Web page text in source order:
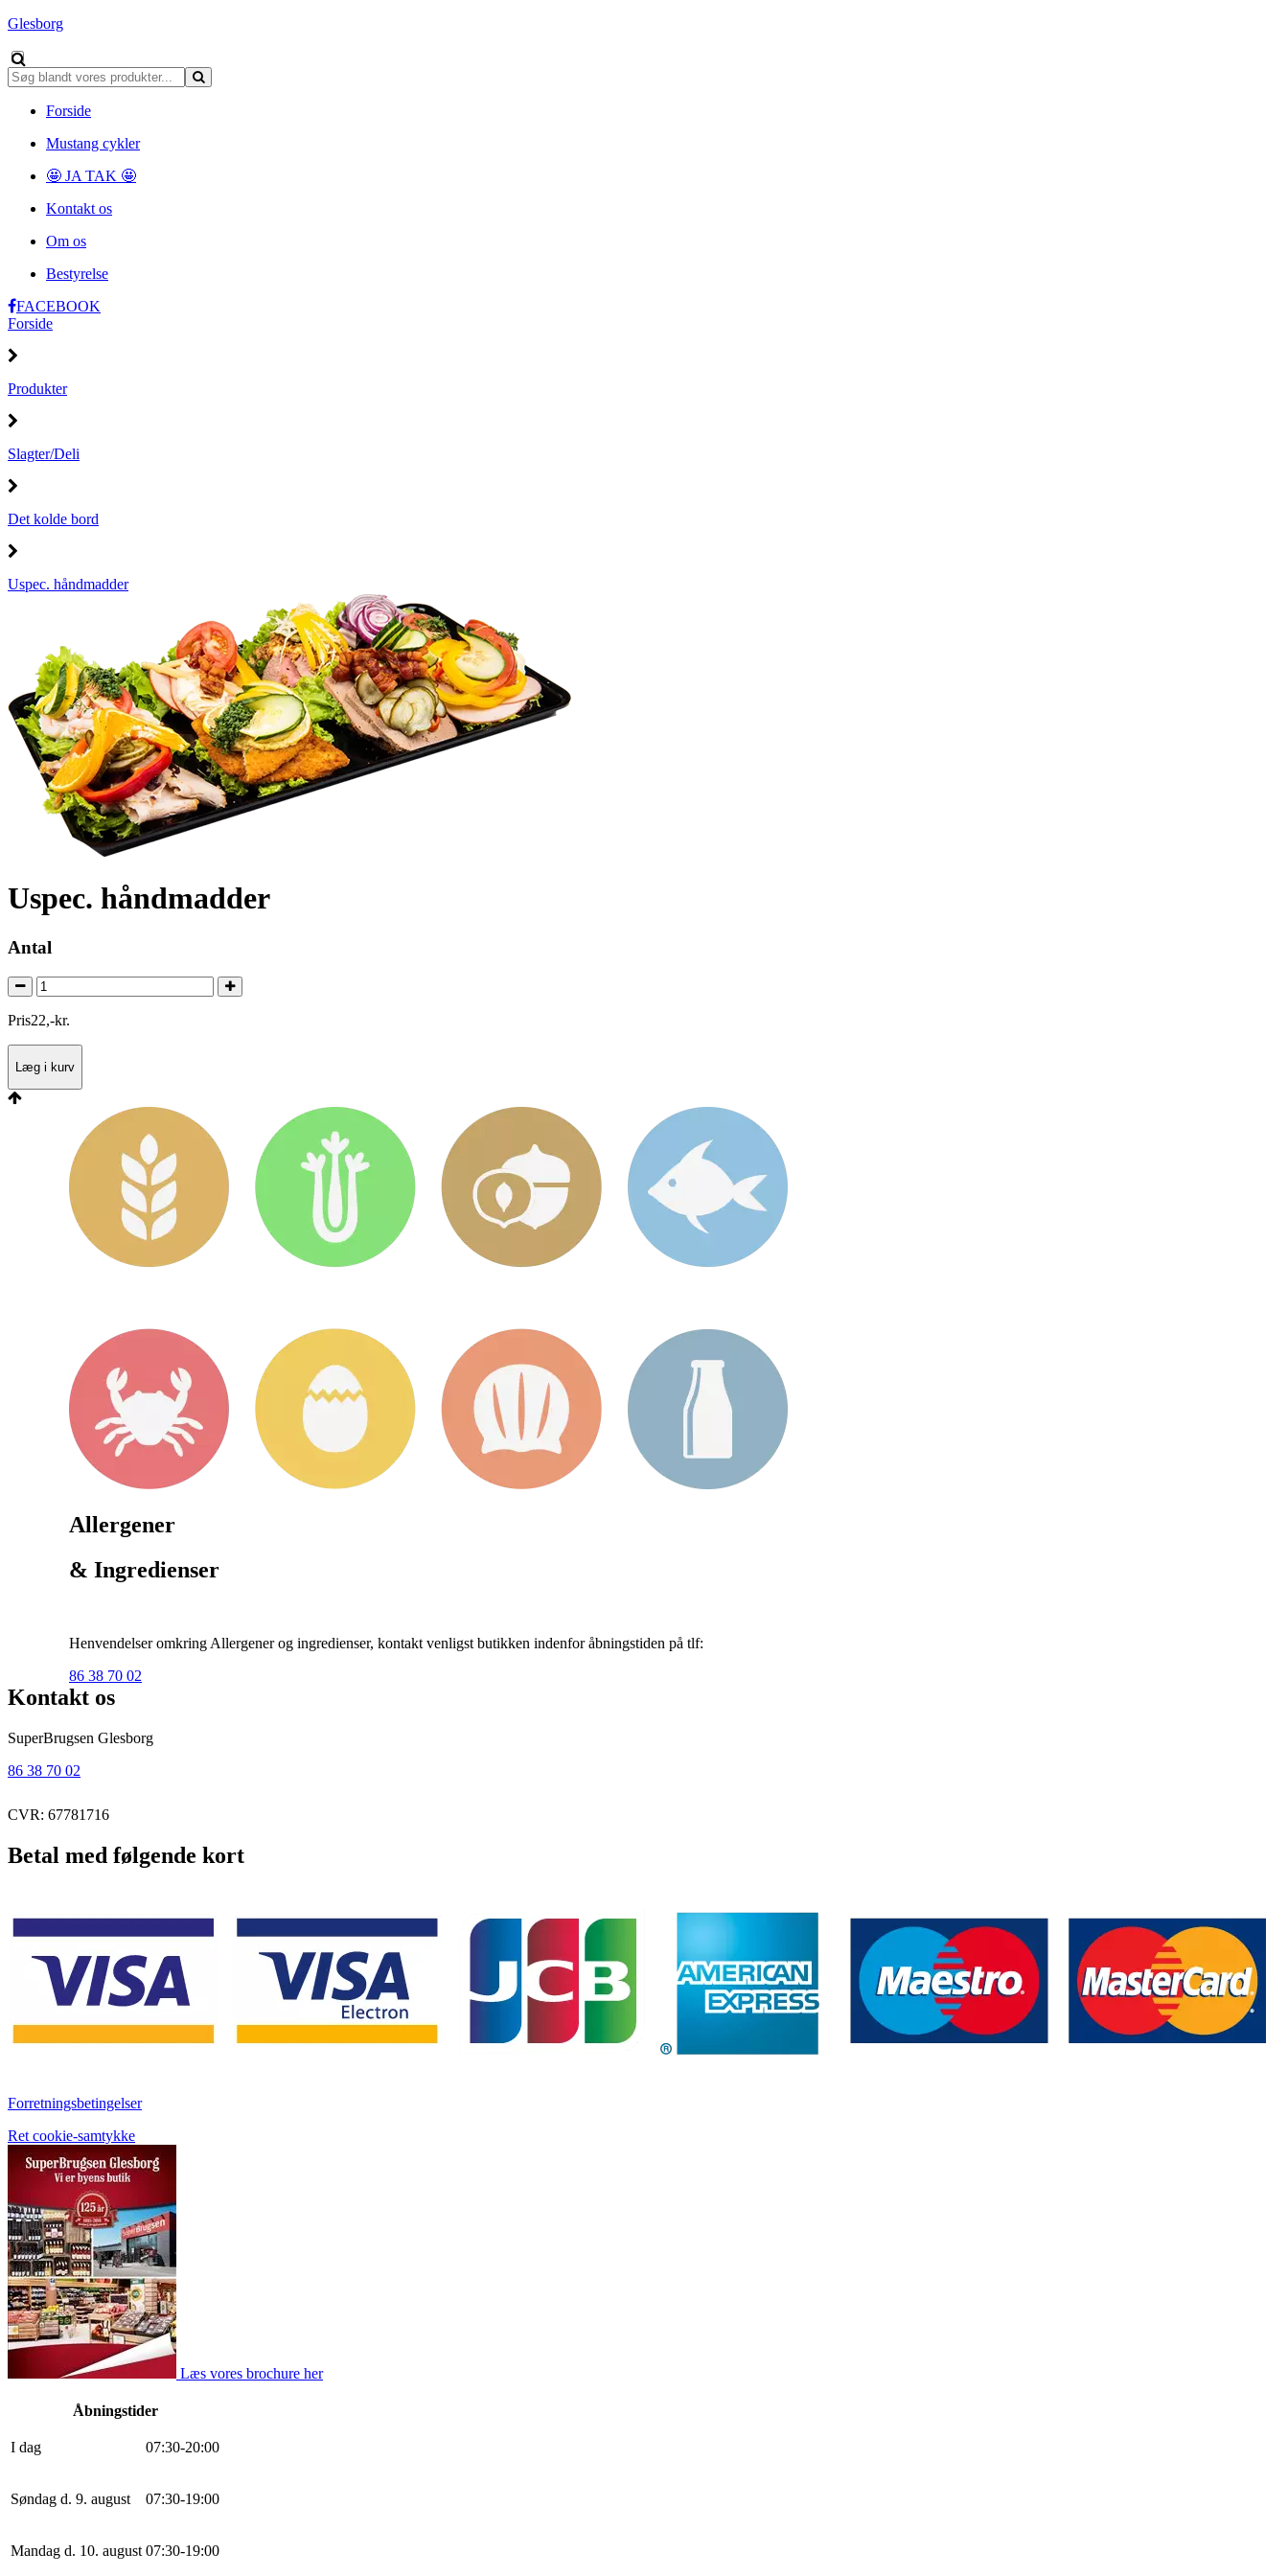
Glesborg
Forside
Mustang cykler
🤩 JA TAK 🤩
Kontakt os
Om os
Bestyrelse
FACEBOOK
Forside
Produkter
Slagter/Deli
Det kolde bord
Uspec. håndmadder
Uspec. håndmadder
Antal
Pris22,-kr.
Læg i kurv
Allergener
& Ingredienser
Henvendelser omkring Allergener og ingredienser, kontakt venligst butikken indenfor åbningstiden på tlf:
86 38 70 02
Kontakt os
SuperBrugsen Glesborg
86 38 70 02
CVR: 67781716
Betal med følgende kort
Forretningsbetingelser
Ret cookie-samtykke
Læs vores brochure her
Åbningstider
I dag 07:30-20:00
Søndag d. 9. august 07:30-19:00
Mandag d. 10. august 07:30-19:00